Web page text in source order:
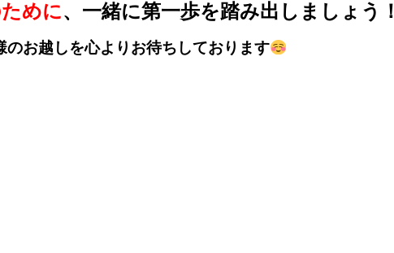
めに、一緒に第一歩を踏み出しましょう！
お越しを心よりお待ちしております